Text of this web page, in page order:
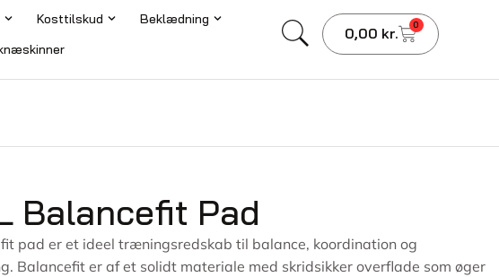
Kosttilskud
Beklædning
0,00 kr. 0
Balancefit Pad
pad er et ideel træningsredskab til balance, koordination og
Balancefit er af et solidt materiale med skridsikker overflade som øger